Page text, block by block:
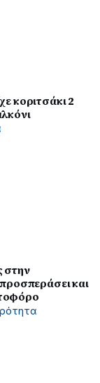
κοριτσάκι 2
στην
και